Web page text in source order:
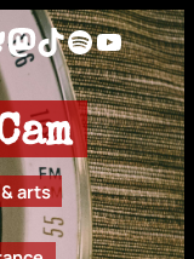
Mastodon
TikTok
Spotify
arts